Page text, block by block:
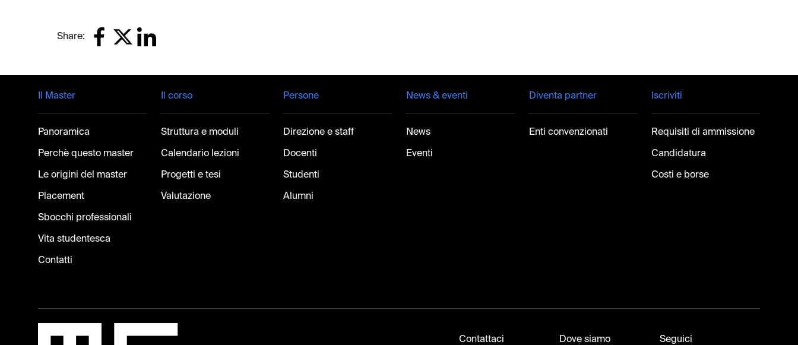
Share:
Footer
Il Master
Panoramica
Perchè questo master
Le origini del master
Placement
Sbocchi professionali
Vita studentesca
Contatti
Il corso
Struttura e moduli
Calendario lezioni
Progetti e tesi
Valutazione
Persone
Direzione e staff
Docenti
Studenti
Alumni
News & eventi
News
Eventi
Diventa partner
Enti convenzionati
Iscriviti
Requisiti di ammissione
Candidatura
Costi e borse
Contattaci Dove siamo Seguici